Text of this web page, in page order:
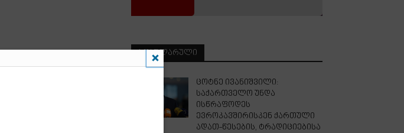
ᲞᲝᲞᲣᲚᲐᲠᲣᲚᲘ
ცოტნე ივანიშვილი:
საქართველო უნდა
ისწრაფოდეს
ევროკავშირისკენ ქართული
ადათ-წესების, ტრადიციებისა